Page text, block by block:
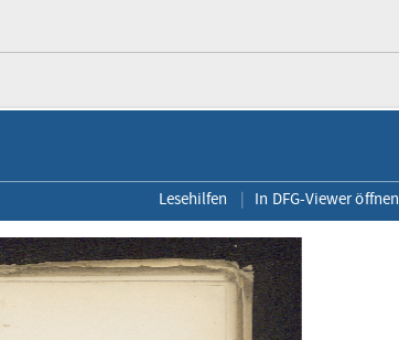
Lesehilfen In DFG-Viewer öffnen